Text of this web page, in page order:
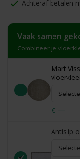
Achteraf betalen
Vaak samen
Combineer je
+
Mart
€ —
Antislip